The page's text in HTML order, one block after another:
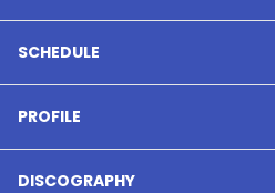
SCHEDULE
PROFILE
DISCOGRAPHY